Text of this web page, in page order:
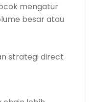
mengatur
besar atau
strategi direct